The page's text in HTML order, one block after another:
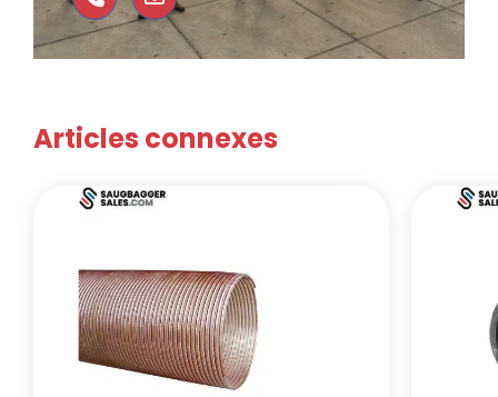
Articles connexes